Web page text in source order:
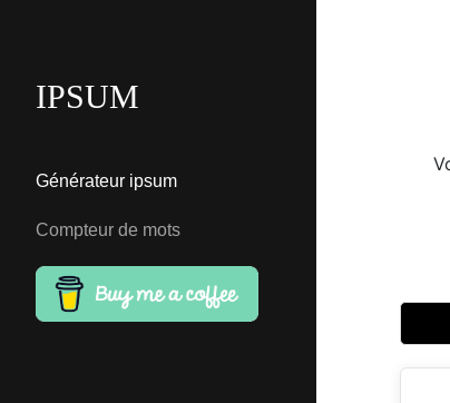
IPSUM
Générateur ipsum
Compteur de mots